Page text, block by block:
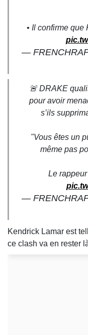
• Il confirme
—
🚨 DRAKE
pour avoir
s’ils
"Vous êtes un
même pas
Le
—
Kendrick Lamar est
ce clash va en rester